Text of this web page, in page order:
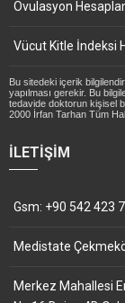
Ovulasyon
Vücut Kitle İndeksi
Bu sitedeki içerik
yapılması gerekir. Bu
tedavide doktorun kişisel
2000 İrfan Tarhan Tüm
İLETIŞIM
Gsm: +90 542 423
Medistate
Merkez Mahallesi